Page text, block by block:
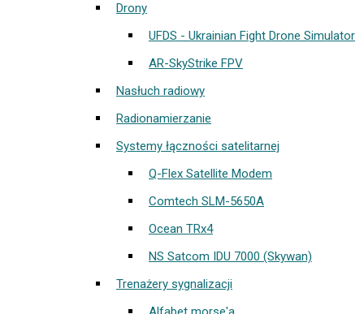
Drony
UFDS - Ukrainian Fight Drone Simulator
AR-SkyStrike FPV
Nasłuch radiowy
Radionamierzanie
Systemy łączności satelitarnej
Q-Flex Satellite Modem
Comtech SLM-5650A
Ocean TRx4
NS Satcom IDU 7000 (Skywan)
Trenażery sygnalizacji